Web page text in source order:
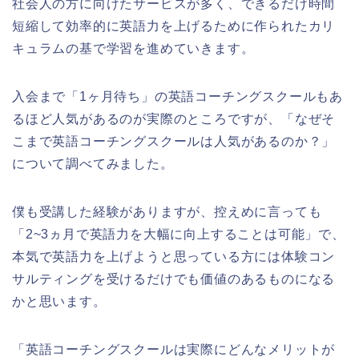
社会人の方に向けたサービスが多く、できるだけ時間
短縮して効率的に英語力を上げるために作られたカリ
キュラムの基で学習を進めていきます。
入会まで「1ヶ月待ち」の英語コーチングスクールもあ
るほど人気があるのが実際のところですが、「なぜそ
こまで英語コーチングスクールは人気があるのか？」
について調べてみました。
僕も受講した経験がありますが、控えめに言っても
「2~3ヵ月で英語力を大幅に向上することは可能」で、
本気で英語力を上げようと思っている方には体験コン
サルティングを受けるだけでも価値のあるものになる
かと思います。
「英語コーチングスクールは実際にどんなメリットが